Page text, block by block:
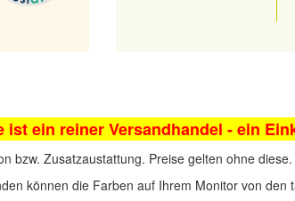
ist ein reiner Versandhandel - ein
bzw. Zusatzaustattung. Preise gelten ohne diese.
können die Farben auf Ihrem Monitor von